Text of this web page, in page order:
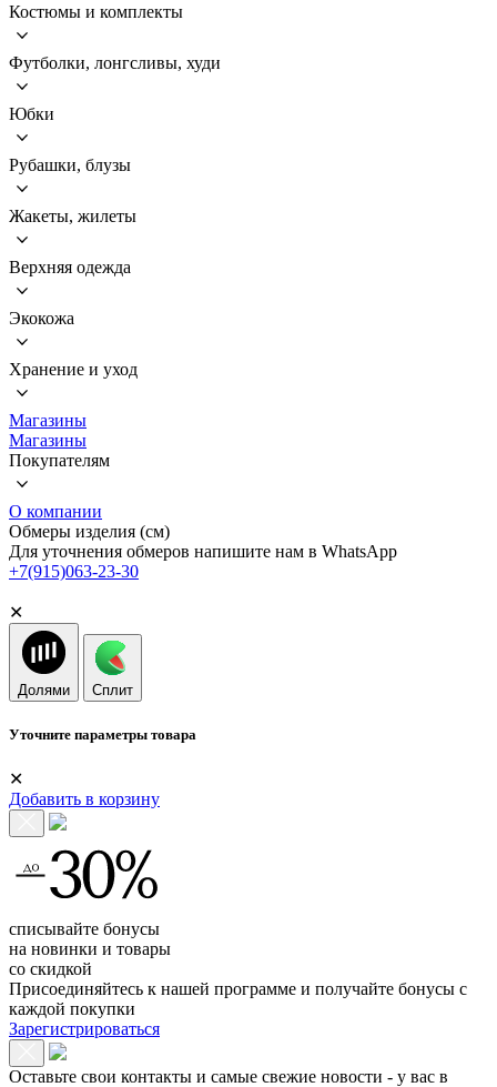
Костюмы и комплекты
Футболки, лонгсливы, худи
Юбки
Рубашки, блузы
Жакеты, жилеты
Верхняя одежда
Экокожа
Хранение и уход
Магазины
Магазины
Покупателям
О компании
Обмеры изделия (см)
Для уточнения обмеров напишите нам в WhatsApp
+7(915)063-23-30
✕
Долями Сплит
Уточните параметры товара
✕
Добавить в корзину
списывайте бонусы
на новинки и товары
со скидкой
Присоединяйтесь к нашей программе и получайте бонусы с
каждой покупки
Зарегистрироваться
Оставьте свои контакты и самые свежие новости - у вас в